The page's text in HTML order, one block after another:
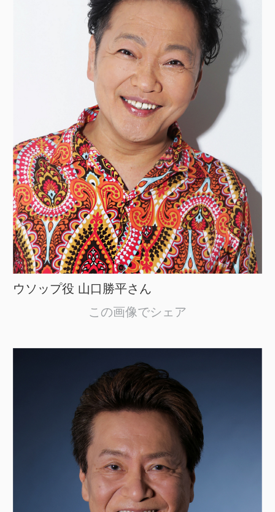
ウソップ役 山口勝平さん
この画像でシェア